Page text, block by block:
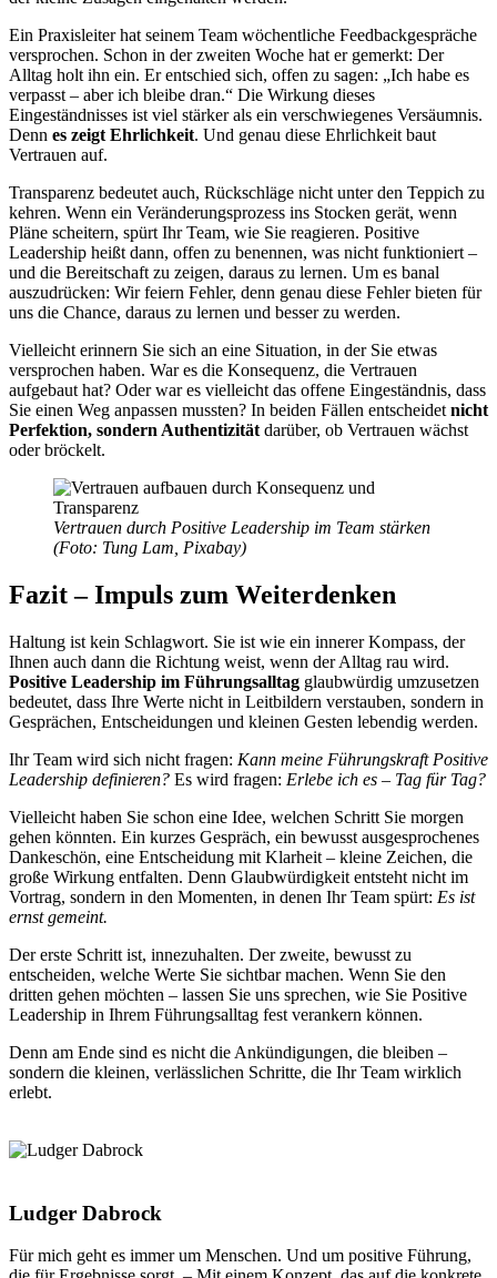
Ein Praxisleiter hat seinem Team wöchentliche Feedbackgespräche
versprochen. Schon in der zweiten Woche hat er gemerkt: Der
Alltag holt ihn ein. Er entschied sich, offen zu sagen: „Ich habe es
verpasst – aber ich bleibe dran.“ Die Wirkung dieses
Eingeständnisses ist viel stärker als ein verschwiegenes Versäumnis.
Denn es zeigt Ehrlichkeit. Und genau diese Ehrlichkeit baut
Vertrauen auf.
Transparenz bedeutet auch, Rückschläge nicht unter den Teppich zu
kehren. Wenn ein Veränderungsprozess ins Stocken gerät, wenn
Pläne scheitern, spürt Ihr Team, wie Sie reagieren. Positive
Leadership heißt dann, offen zu benennen, was nicht funktioniert –
und die Bereitschaft zu zeigen, daraus zu lernen. Um es banal
auszudrücken: Wir feiern Fehler, denn genau diese Fehler bieten für
uns die Chance, daraus zu lernen und besser zu werden.
Vielleicht erinnern Sie sich an eine Situation, in der Sie etwas
versprochen haben. War es die Konsequenz, die Vertrauen
aufgebaut hat? Oder war es vielleicht das offene Eingeständnis, dass
Sie einen Weg anpassen mussten? In beiden Fällen entscheidet nicht
Perfektion, sondern Authentizität darüber, ob Vertrauen wächst
oder bröckelt.
Vertrauen durch Positive Leadership im Team stärken
(Foto: Tung Lam, Pixabay)
Fazit – Impuls zum Weiterdenken
Haltung ist kein Schlagwort. Sie ist wie ein innerer Kompass, der
Ihnen auch dann die Richtung weist, wenn der Alltag rau wird.
Positive Leadership im Führungsalltag glaubwürdig umzusetzen
bedeutet, dass Ihre Werte nicht in Leitbildern verstauben, sondern in
Gesprächen, Entscheidungen und kleinen Gesten lebendig werden.
Ihr Team wird sich nicht fragen: Kann meine Führungskraft Positive
Leadership definieren? Es wird fragen: Erlebe ich es – Tag für Tag?
Vielleicht haben Sie schon eine Idee, welchen Schritt Sie morgen
gehen könnten. Ein kurzes Gespräch, ein bewusst ausgesprochenes
Dankeschön, eine Entscheidung mit Klarheit – kleine Zeichen, die
große Wirkung entfalten. Denn Glaubwürdigkeit entsteht nicht im
Vortrag, sondern in den Momenten, in denen Ihr Team spürt: Es ist
ernst gemeint.
Der erste Schritt ist, innezuhalten. Der zweite, bewusst zu
entscheiden, welche Werte Sie sichtbar machen. Wenn Sie den
dritten gehen möchten – lassen Sie uns sprechen, wie Sie Positive
Leadership in Ihrem Führungsalltag fest verankern können.
Denn am Ende sind es nicht die Ankündigungen, die bleiben –
sondern die kleinen, verlässlichen Schritte, die Ihr Team wirklich
erlebt.
Ludger Dabrock
Für mich geht es immer um Menschen. Und um positive Führung,